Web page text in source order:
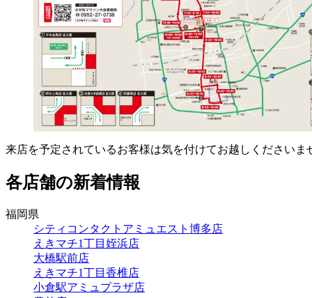
来店を予定されているお客様は気を付けてお越しくださいま
各店舗の新着情報
福岡県
シティコンタクトアミュエスト博多店
えきマチ1丁目姪浜店
大橋駅前店
えきマチ1丁目香椎店
小倉駅アミュプラザ店